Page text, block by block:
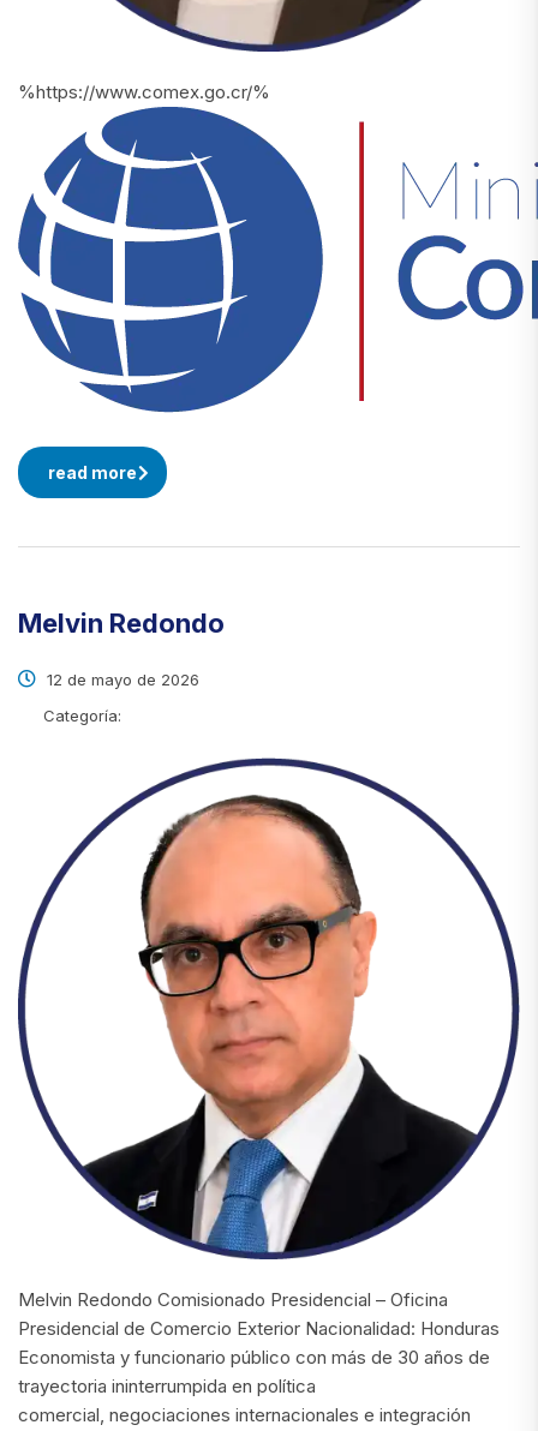
%https://www.comex.go.cr/%
read more
Melvin Redondo
12 de mayo de 2026
Categoría:
Melvin Redondo Comisionado Presidencial – Oficina
Presidencial de Comercio Exterior Nacionalidad: Honduras
Economista y funcionario público con más de 30 años de
trayectoria ininterrumpida en política
comercial, negociaciones internacionales e integración